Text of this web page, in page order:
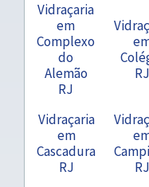
Vidraçaria
em
Complexo
do
Alemão
RJ
RJ
Vidraçaria
em
Cascadura
RJ
RJ